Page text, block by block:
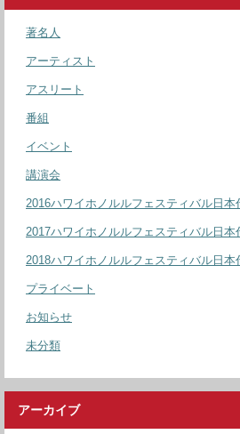
著名人
アーティスト
アスリート
番組
イベント
講演会
2016ハワイホノルルフェスティバル日本
2017ハワイホノルルフェスティバル日本
2018ハワイホノルルフェスティバル日本
プライベート
お知らせ
未分類
アーカイブ